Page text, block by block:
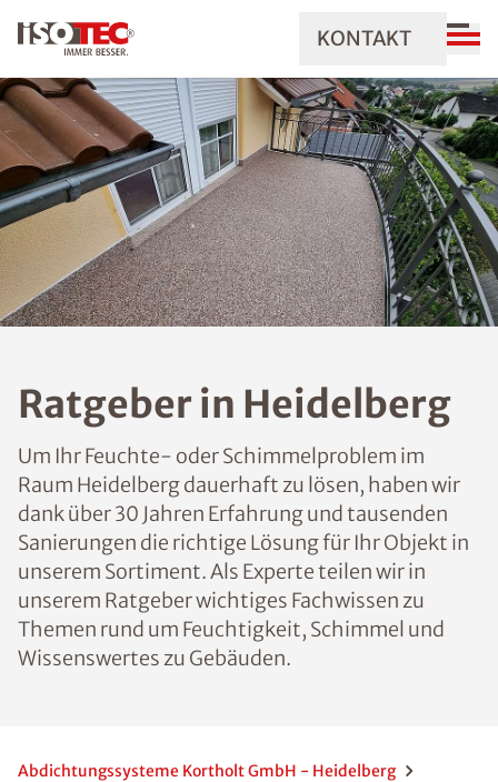
KONTAKT
Ratgeber in Heidelberg
Um Ihr Feuchte- oder Schimmelproblem im
Raum Heidelberg dauerhaft zu lösen, haben wir
dank über 30 Jahren Erfahrung und tausenden
Sanierungen die richtige Lösung für Ihr Objekt in
unserem Sortiment. Als Experte teilen wir in
unserem Ratgeber wichtiges Fachwissen zu
Themen rund um Feuchtigkeit, Schimmel und
Wissenswertes zu Gebäuden.
Abdichtungssysteme Kortholt GmbH - Heidelberg